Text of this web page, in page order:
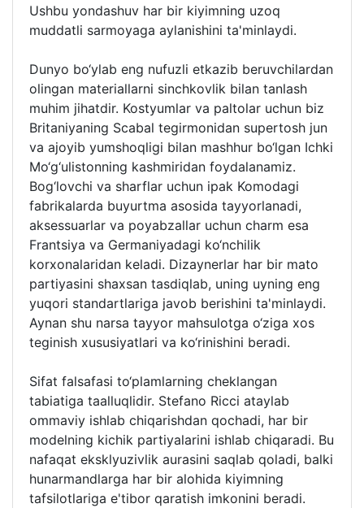
Ushbu yondashuv har bir kiyimning uzoq
muddatli sarmoyaga aylanishini ta'minlaydi.
Dunyo bo‘ylab eng nufuzli etkazib beruvchilardan
olingan materiallarni sinchkovlik bilan tanlash
muhim jihatdir. Kostyumlar va paltolar uchun biz
Britaniyaning Scabal tegirmonidan supertosh jun
va ajoyib yumshoqligi bilan mashhur bo‘lgan Ichki
Mo‘g‘ulistonning kashmiridan foydalanamiz.
Bog‘lovchi va sharflar uchun ipak Komodagi
fabrikalarda buyurtma asosida tayyorlanadi,
aksessuarlar va poyabzallar uchun charm esa
Frantsiya va Germaniyadagi ko‘nchilik
korxonalaridan keladi. Dizaynerlar har bir mato
partiyasini shaxsan tasdiqlab, uning uyning eng
yuqori standartlariga javob berishini ta'minlaydi.
Aynan shu narsa tayyor mahsulotga o‘ziga xos
teginish xususiyatlari va ko‘rinishini beradi.
Sifat falsafasi to‘plamlarning cheklangan
tabiatiga taalluqlidir. Stefano Ricci ataylab
ommaviy ishlab chiqarishdan qochadi, har bir
modelning kichik partiyalarini ishlab chiqaradi. Bu
nafaqat eksklyuzivlik aurasini saqlab qoladi, balki
hunarmandlarga har bir alohida kiyimning
tafsilotlariga e'tibor qaratish imkonini beradi.